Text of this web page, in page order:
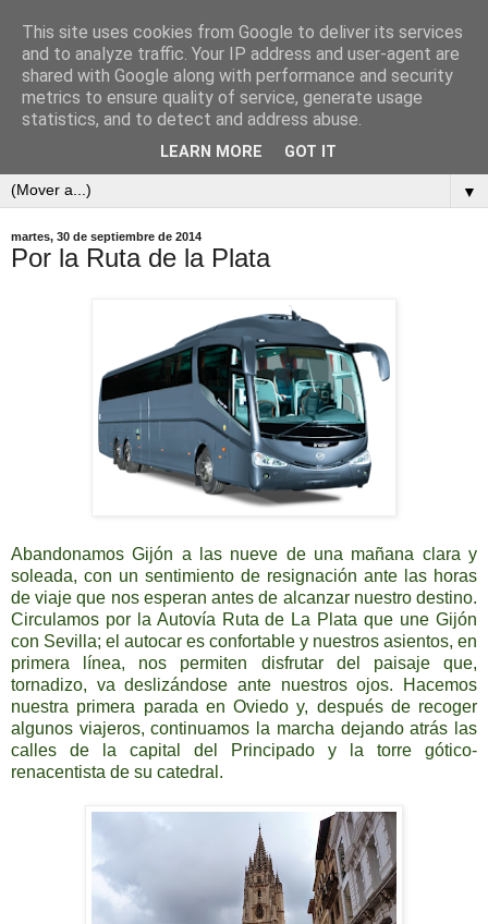
▼
martes, 30 de septiembre de 2014
Por la Ruta de la Plata
Abandonamos Gijón a las nueve de una mañana clara y
soleada, con un sentimiento de resignación ante las horas
de viaje que nos esperan antes de alcanzar nuestro destino.
Circulamos por la Autovía Ruta de La Plata que une Gijón
con Sevilla; el autocar es confortable y nuestros asientos, en
primera línea, nos permiten disfrutar del paisaje que,
tornadizo, va deslizándose ante nuestros ojos. Hacemos
nuestra primera parada en Oviedo y, después de recoger
algunos viajeros, continuamos la marcha dejando atrás las
calles de la capital del Principado y la torre gótico-
renacentista de su catedral.
This site uses cookies from Google to deliver its services
and to analyze traffic. Your IP address and user-agent are
shared with Google along with performance and security
metrics to ensure quality of service, generate usage
statistics, and to detect and address abuse.
LEARN MORE GOT IT